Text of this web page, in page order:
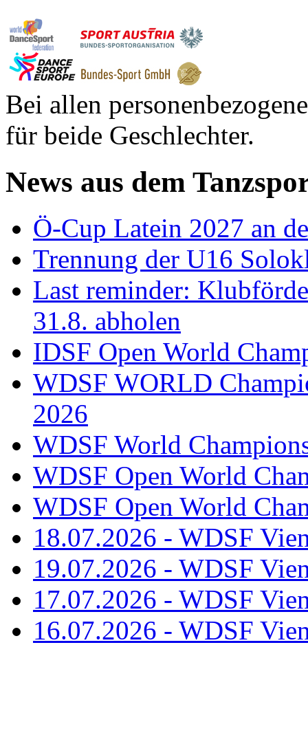
Bei allen
für beide Geschlechter.
News aus dem
Ö-Cup Latein 2027 an
Trennung der U16
Last reminder:
31.8. abholen
IDSF Open World
WDSF WORLD
2026
WDSF World
WDSF Open World
WDSF Open World
18.07.2026 - WDSF
19.07.2026 - WDSF
17.07.2026 - WDSF
16.07.2026 - WDSF